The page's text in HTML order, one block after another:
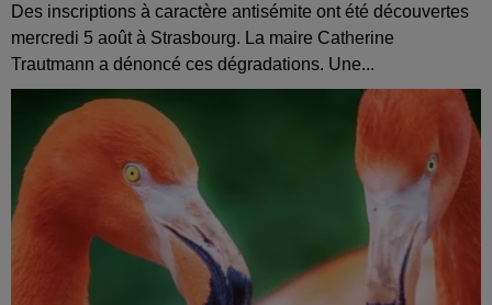
Des inscriptions à caractère antisémite ont été découvertes
mercredi 5 août à Strasbourg. La maire Catherine
Trautmann a dénoncé ces dégradations. Une...